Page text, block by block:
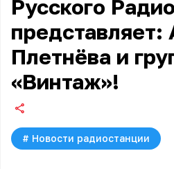
Русского
представляет:
Плетнёва и
«Винтаж»!
# Новости радиостанции